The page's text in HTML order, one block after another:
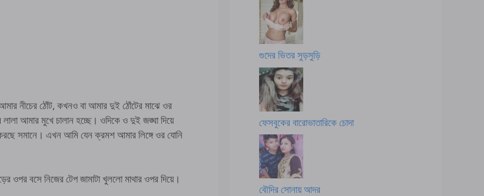
নীচের ঠোঁট, কখনও বা আমার দুই ঠোঁটের মাঝে ওর
আমার মুখে চালান হচ্ছে। ওদিকে ও দুই জঙ্ঘা দিয়ে
সমানে। এখন আমি যেন ক্রমশ আমার লিঙ্গে ওর যোনি
ওপর বসে নিজের টেপ জামাটা খুললো মাথার ওপর দিয়ে।
গুদের ভিতর সুড়সুড়ি
ফেসবুকের বারোভাতারিকে চোদা
বৌদির সোনায় আদর